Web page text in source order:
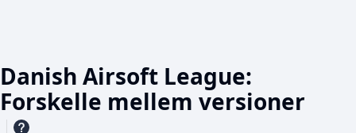
Danish Airsoft League:
Forskelle mellem versioner